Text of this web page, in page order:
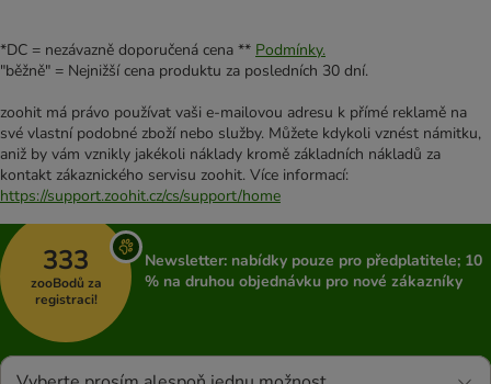
*DC = nezávazně doporučená cena ** Podmínky.
"běžně" = Nejnižší cena produktu za posledních 30 dní.
zoohit má právo používat vaši e-mailovou adresu k přímé reklamě na
své vlastní podobné zboží nebo služby. Můžete kdykoli vznést námitku,
aniž by vám vznikly jakékoli náklady kromě základních nákladů za
kontakt zákaznického servisu zoohit. Více informací:
https://support.zoohit.cz/cs/support/home
333
zooBodů za
registraci!
Newsletter: nabídky pouze pro předplatitele; 10
% na druhou objednávku pro nové zákazníky